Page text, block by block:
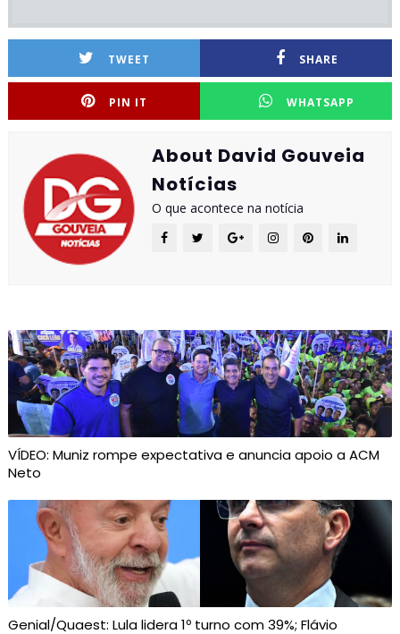
TWEET SHARE
PIN IT WHATSAPP
About David Gouveia
Notícias
O que acontece na notícia
VÍDEO: Muniz rompe expectativa e anuncia apoio a ACM
Neto
Genial/Quaest: Lula lidera 1º turno com 39%; Flávio